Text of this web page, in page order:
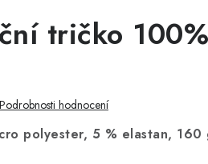
tričko 100%
Podrobnosti hodnocení
polyester, 5 % elastan, 160